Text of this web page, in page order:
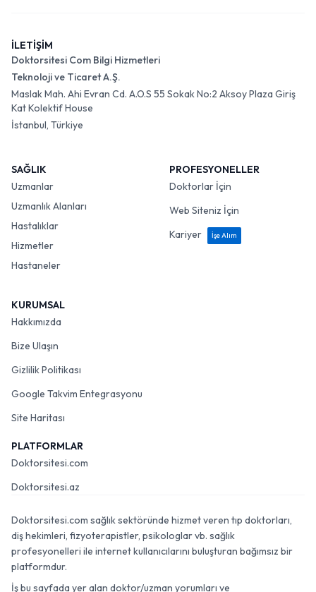
İLETİŞİM
Doktorsitesi Com Bilgi Hizmetleri
Teknoloji ve Ticaret A.Ş.
Maslak Mah. Ahi Evran Cd. A.O.S 55 Sokak No:2 Aksoy Plaza Giriş
Kat Kolektif House
İstanbul, Türkiye
SAĞLIK
Uzmanlar
Uzmanlık Alanları
Hastalıklar
Hizmetler
Hastaneler
PROFESYONELLER
Doktorlar İçin
Web Siteniz İçin
Kariyer
İşe Alım
KURUMSAL
Hakkımızda
Bize Ulaşın
Gizlilik Politikası
Google Takvim Entegrasyonu
Site Haritası
PLATFORMLAR
Doktorsitesi.com
Doktorsitesi.az
Doktorsitesi.com sağlık sektöründe hizmet veren tıp doktorları,
diş hekimleri, fizyoterapistler, psikologlar vb. sağlık
profesyonelleri ile internet kullanıcılarını buluşturan bağımsız bir
platformdur.
İş bu sayfada yer alan doktor/uzman yorumları ve